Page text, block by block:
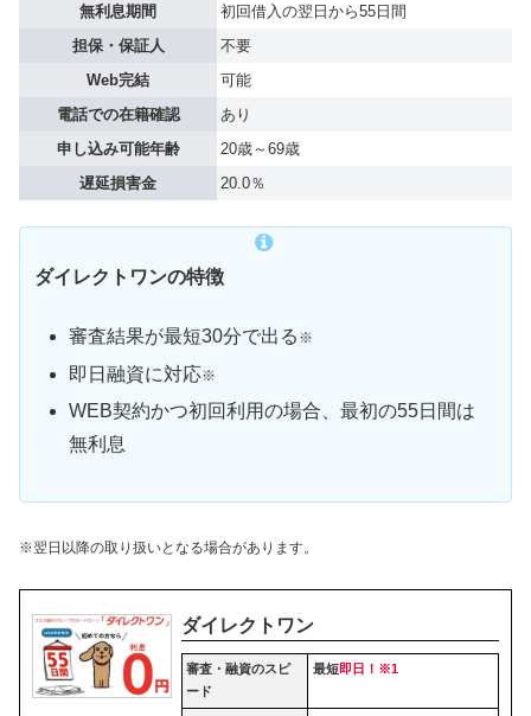
無利息期間
初回借入の翌日から55日間
担保・保証人
不要
Web完結
可能
電話での在籍確認
あり
申し込み可能年齢
20歳～69歳
遅延損害金
20.0％
ダイレクトワンの特徴
審査結果が最短30分で出る ※
即日融資に対応※
WEB契約かつ初回利用の場合、最初の55日間は
無利息
※翌日以降の取り扱いとなる場合があります。
ダイレクトワン
審査・融資のスピ
ード
最短即日！※1